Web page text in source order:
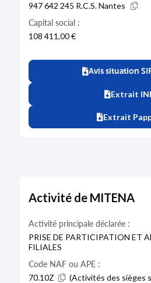
947 642 245 R.C.S. Nantes
Capital social :
108 411,00 €
Avis situation
Extrait
Extrait
Activité de MITENA
Activité principale déclarée :
PRISE DE PARTICIPATION ET
FILIALES
Code NAF ou APE :
70.10Z
(Activités des sièges